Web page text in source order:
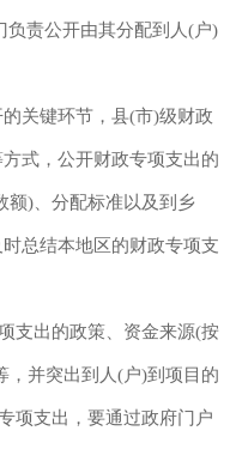
负责公开由其分配到人(户)
关键环节，县(市)级财政
式，公开财政专项支出的
额)、分配标准以及到乡
总结本地区的财政专项支
出的政策、资金来源(按
，并突出到人(户)到项目的
项支出，要通过政府门户